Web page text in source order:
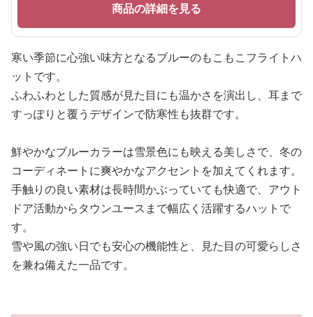
商品の詳細を見る
寒い季節に心強い味方となるブルーのもこもこフライトハ
ットです。
ふわふわとした質感が見た目にも温かさを演出し、耳まで
すっぽりと覆うデザインで防寒性も抜群です。
鮮やかなブルーカラーは雪景色にも映える美しさで、冬の
コーディネートに爽やかなアクセントを加えてくれます。
手触りの良い素材は長時間かぶっていても快適で、アウト
ドア活動からタウンユースまで幅広く活躍するハットで
す。
雪や風の強い日でも安心の機能性と、見た目の可愛らしさ
を兼ね備えた一品です。